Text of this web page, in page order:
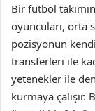
Bir futbol
oyuncuları, orta
pozisyonun
transferleri ile
yetenekler ile
kurmaya çalışır.